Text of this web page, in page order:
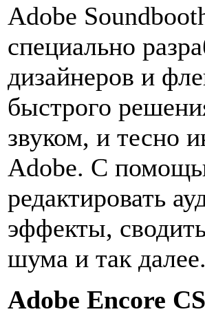
Adobe
специально
дизайнеров и
быстрого
звуком, и тесно
Adobe. С
редактировать
эффекты,
шума и так далее.
Adobe Encore